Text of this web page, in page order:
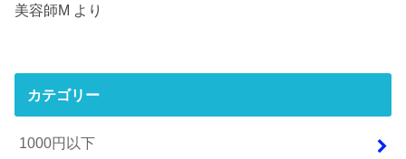
美容師M より
カテゴリー
1000円以下